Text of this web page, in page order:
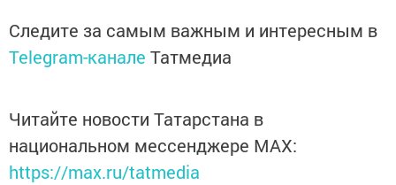
Следите за самым важным и интересным в
Telegram-канале Татмедиа
Читайте новости Татарстана в
национальном мессенджере MАХ:
https://max.ru/tatmedia